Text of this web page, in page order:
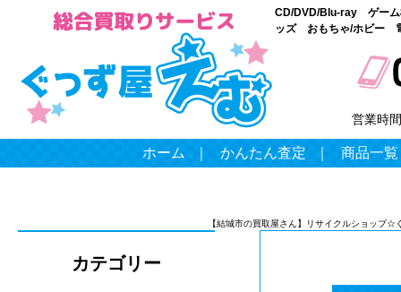
CD/DVD/Blu-ray ゲーム
ッズ おもちゃ/ホビー
営業時間
ホーム かんたん査定 商品一覧
【結城市の買取屋さん】リサイクルショップ☆
カテゴリー